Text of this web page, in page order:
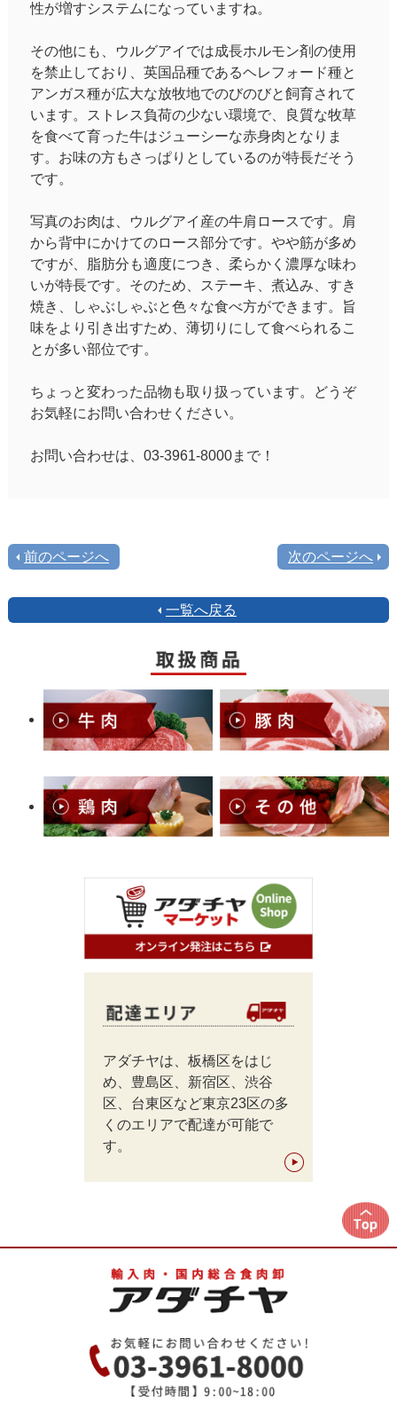
性が増すシステムになっていますね。
その他にも、ウルグアイでは成長ホルモン剤の使用
を禁止しており、英国品種であるヘレフォード種と
アンガス種が広大な放牧地でのびのびと飼育されて
います。ストレス負荷の少ない環境で、良質な牧草
を食べて育った牛はジューシーな赤身肉となりま
す。お味の方もさっぱりとしているのが特長だそう
です。
写真のお肉は、ウルグアイ産の牛肩ロースです。肩
から背中にかけてのロース部分です。やや筋が多め
ですが、脂肪分も適度につき、柔らかく濃厚な味わ
いが特長です。そのため、ステーキ、煮込み、すき
焼き、しゃぶしゃぶと色々な食べ方ができます。旨
味をより引き出すため、薄切りにして食べられるこ
とが多い部位です。
ちょっと変わった品物も取り扱っています。どうぞ
お気軽にお問い合わせください。
お問い合わせは、03-3961-8000まで！
前のページへ 次のページへ
一覧へ戻る
アダチヤは、板橋区をはじ
め、豊島区、新宿区、渋谷
区、台東区など東京23区の多
くのエリアで配達が可能で
す。